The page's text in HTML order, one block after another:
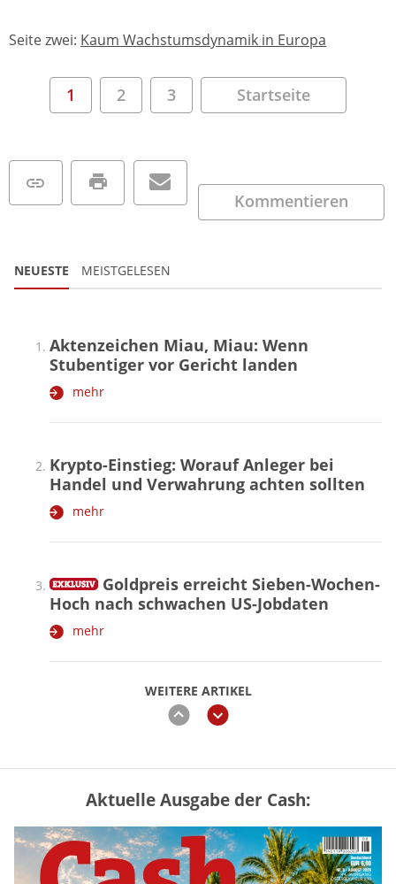
Seite zwei: Kaum Wachstumsdynamik in Europa
1 2 3 Startseite
Kommentieren
NEUESTE MEISTGELESEN
WEITERE ARTIKEL
zurückweiter
Aktenzeichen Miau, Miau: Wenn
Stubentiger vor Gericht landen
mehr
Krypto-Einstieg: Worauf Anleger bei
Handel und Verwahrung achten sollten
mehr
Goldpreis erreicht Sieben-Wochen-
Hoch nach schwachen US-Jobdaten
mehr
Vermieter-Zutritt: Wann Mieter
die Wohnung öffnen müssen
mehr
Aktuelle Ausgabe der Cash: